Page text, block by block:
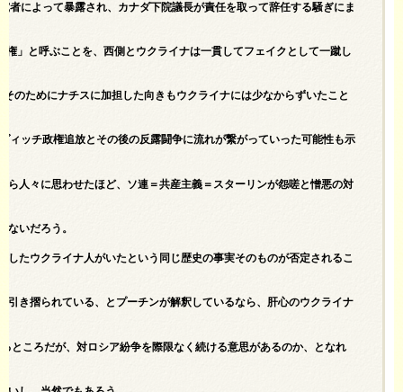
者によって暴露され、カナダ下院議長が責任を取って辞任する騒ぎにま
」と呼ぶことを、西側とウクライナは一貫してフェイクとして一蹴し
のためにナチスに加担した向きもウクライナには少なからずいたこと
ィッチ政権追放とその後の反露闘争に流れが繋がっていった可能性も示
人々に思わせたほど、ソ連＝共産主義＝スターリンが怨嗟と憎悪の対
ないだろう。
たウクライナ人がいたという同じ歴史の事実そのものが否定されるこ
き摺られている、とプーチンが解釈しているなら、肝心のウクライナ
ところだが、対ロシア紛争を際限なく続ける意思があるのか、となれ